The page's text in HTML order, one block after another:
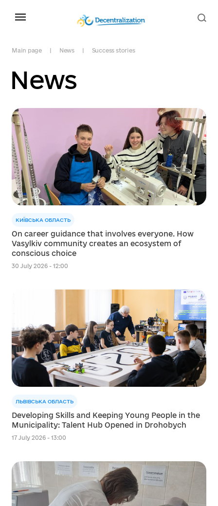
Main page News Success stories
News
КИЇВСЬКА ОБЛАСТЬ
On career guidance that involves everyone. How
Vasylkiv community creates an ecosystem of
conscious choice
30 July 2026 - 12:00
ЛЬВІВСЬКА ОБЛАСТЬ
Developing Skills and Keeping Young People in the
Municipality: Talent Hub Opened in Drohobych
17 July 2026 - 13:00